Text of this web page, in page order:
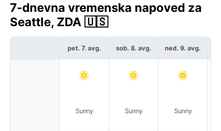
7-dnevna vremenska napoved za
Seattle, ZDA 🇺🇸
pet. 7. avg.
Sunny
sob. 8. avg.
Sunny
ned. 9. avg.
Sunny